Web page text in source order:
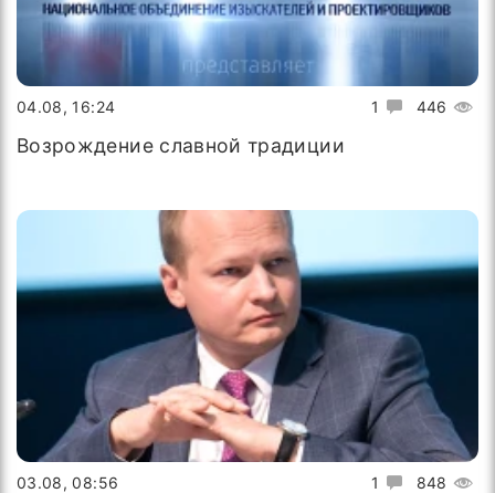
1 446
04.08, 16:24
Возрождение славной традиции
1 848
03.08, 08:56